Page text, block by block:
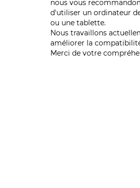
nous vous
d'utiliser un ordinateur
ou une tablette.
Nous travaillons
améliorer la
Merci de votre